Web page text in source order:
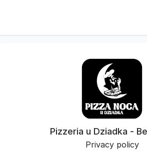
Pizzeria u Dziadka -
Privacy policy